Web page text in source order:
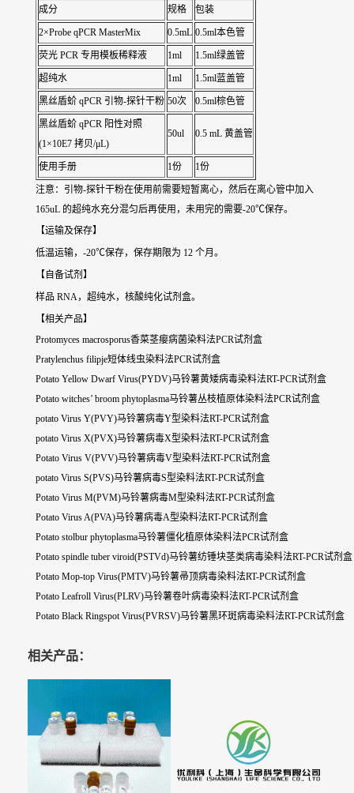
成分 规格 包装
2×Probe qPCR MasterMix 0.5mL 0.5ml本色管
荧光 PCR 专用模板稀释液 1ml 1.5ml绿盖管
超纯水 1ml 1.5ml蓝盖管
黑丝盾蚧 qPCR 引物-探针干粉 50次 0.5ml棕色管
黑丝盾蚧 qPCR 阳性对照
(1×10E7 拷贝/μL)
50ul 0.5 mL 黄盖管
使用手册 1份 1份
注意：引物-探针干粉在使用前需要短暂离心，然后在离心管中加入
165uL 的超纯水充分混匀后再使用，未用完的需要-20℃保存。
【运输及保存】
低温运输，-20℃保存，保存期限为 12 个月。
【自备试剂】
样品 RNA，超纯水，核酸纯化试剂盒。
【相关产品】
Protomyces macrosporus香菜茎瘿病菌染料法PCR试剂盒
Pratylenchus filipje短体线虫染料法PCR试剂盒
Potato Yellow Dwarf Virus(PYDV)马铃薯黄矮病毒染料法RT-PCR试剂盒
Potato witches’ broom phytoplasma马铃薯丛枝植原体染料法PCR试剂盒
potato Virus Y(PVY)马铃薯病毒Y型染料法RT-PCR试剂盒
potato Virus X(PVX)马铃薯病毒X型染料法RT-PCR试剂盒
Potato Virus V(PVV)马铃薯病毒V型染料法RT-PCR试剂盒
potato Virus S(PVS)马铃薯病毒S型染料法RT-PCR试剂盒
Potato Virus M(PVM)马铃薯病毒M型染料法RT-PCR试剂盒
Potato Virus A(PVA)马铃薯病毒A型染料法RT-PCR试剂盒
Potato stolbur phytoplasma马铃薯僵化植原体染料法PCR试剂盒
Potato spindle tuber viroid(PSTVd)马铃薯纺锤块茎类病毒染料法RT-PCR试剂盒
Potato Mop-top Virus(PMTV)马铃薯帚顶病毒染料法RT-PCR试剂盒
Potato Leafroll Virus(PLRV)马铃薯卷叶病毒染料法RT-PCR试剂盒
Potato Black Ringspot Virus(PVRSV)马铃薯黑环斑病毒染料法RT-PCR试剂盒
相关产品：